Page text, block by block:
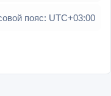
пояс: UTC+03:00